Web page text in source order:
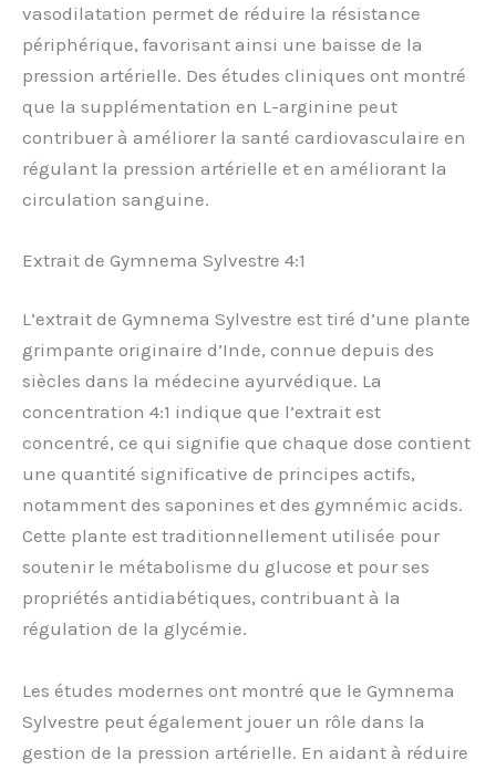
vasodilatation permet de réduire la résistance
périphérique, favorisant ainsi une baisse de la
pression artérielle. Des études cliniques ont montré
que la supplémentation en L-arginine peut
contribuer à améliorer la santé cardiovasculaire en
régulant la pression artérielle et en améliorant la
circulation sanguine.
Extrait de Gymnema Sylvestre 4:1
L’extrait de Gymnema Sylvestre est tiré d’une plante
grimpante originaire d’Inde, connue depuis des
siècles dans la médecine ayurvédique. La
concentration 4:1 indique que l’extrait est
concentré, ce qui signifie que chaque dose contient
une quantité significative de principes actifs,
notamment des saponines et des gymnémic acids.
Cette plante est traditionnellement utilisée pour
soutenir le métabolisme du glucose et pour ses
propriétés antidiabétiques, contribuant à la
régulation de la glycémie.
Les études modernes ont montré que le Gymnema
Sylvestre peut également jouer un rôle dans la
gestion de la pression artérielle. En aidant à réduire